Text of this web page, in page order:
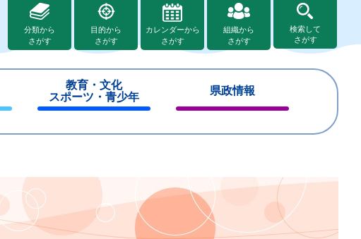
分類から
さがす
目的から
さがす
カレンダーから
さがす
組織から
さがす
検索して
さがす
教育・文化
スポーツ・青少年
じ
県政情報
じ